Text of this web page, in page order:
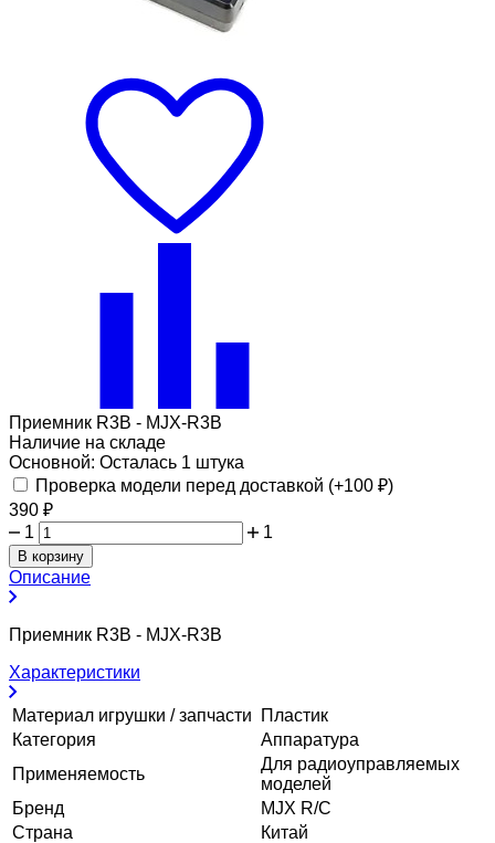
Приемник R3B - MJX-R3B
Наличие на складе
Основной: Осталась 1 штука
Проверка модели перед доставкой (+100 ₽)
390 ₽
1
1
В корзину
Описание
Приемник R3B - MJX-R3B
Характеристики
Материал игрушки / запчасти
Пластик
Категория
Аппаратура
Применяемость
Для радиоуправляемых
моделей
Бренд
MJX R/C
Страна
Китай